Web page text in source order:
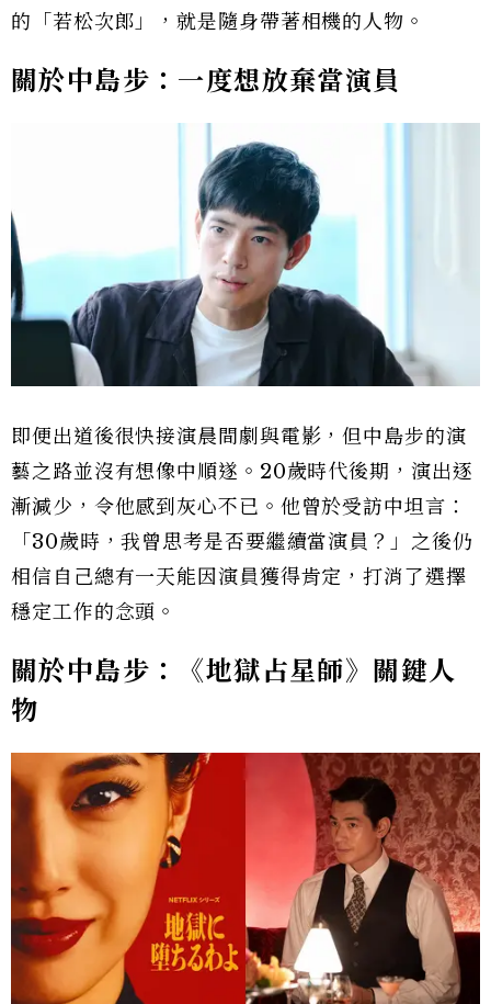
的「若松次郎」，就是隨身帶著相機的人物。
關於中島步：一度想放棄當演員
即便出道後很快接演晨間劇與電影，但中島步的演
藝之路並沒有想像中順遂。20歲時代後期，演出逐
漸減少，令他感到灰心不已。他曾於受訪中坦言：
「30歲時，我曾思考是否要繼續當演員？」之後仍
相信自己總有一天能因演員獲得肯定，打消了選擇
穩定工作的念頭。
關於中島步：《地獄占星師》關鍵人
物